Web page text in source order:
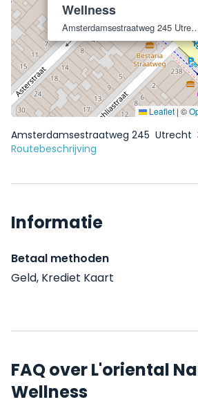
Wellness
Amsterdamsestraatweg 245 Utrecht
Leaflet | ©
Amsterdamsestraatweg 245 Utrecht
Routebeschrijving
Informatie
Betaal methoden
Geld, Krediet Kaart
FAQ over L'oriental
Wellness